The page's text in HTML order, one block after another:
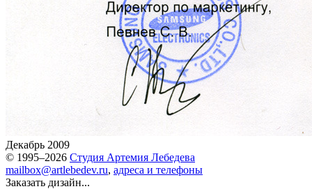
Декабрь 2009
© 1995–2026 Студия Артемия Лебедева
mailbox@artlebedev.ru, адреса и телефоны
Заказать дизайн...